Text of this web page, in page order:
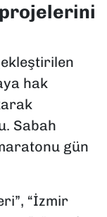
projelerini
hak
Sabah
gün
“İzmir